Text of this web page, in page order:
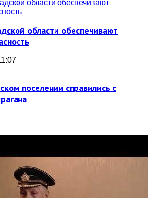
области обеспечивают
поселении справились с